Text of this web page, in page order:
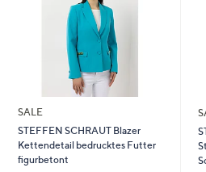
SALE
STEFFEN SCHRAUT Blazer
Kettendetail bedrucktes Futter
figurbetont